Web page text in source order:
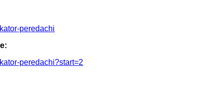
peredachi
peredachi?start=2